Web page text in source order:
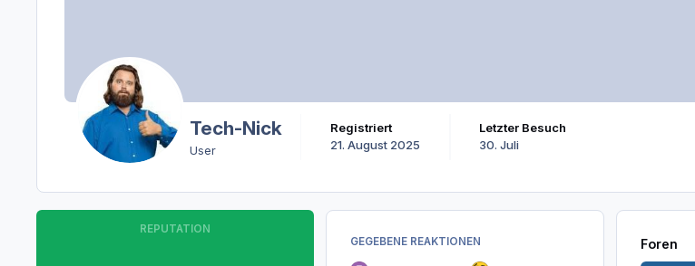
Tech-Nick
User
Registriert
21. August 2025
Letzter Besuch
30. Juli
REPUTATION
GEGEBENE REAKTIONEN Foren